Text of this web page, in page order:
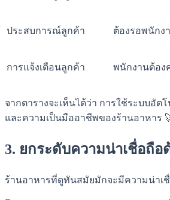
ประสบการณ์ลูกค้า ต้องรอพนักง
การแจ้งเตือนลูกค้า พนักงานต้อง
จากตารางจะเห็นได้ว่า การใช้ระบบอั
และความเป็นมืออาชีพของร้านอาหาร
3. ยกระดับความน่าเชื่อถื
ร้านอาหารที่ดูทันสมัยมักจะมีความน่าเ